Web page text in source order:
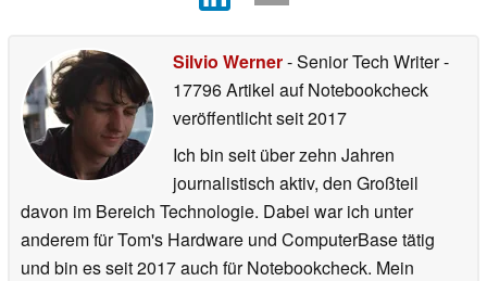
Silvio Werner- Senior Tech Writer-
17796 Artikel auf Notebookcheck
veröffentlichtseit 2017
Ich bin seit über zehn Jahren
journalistisch aktiv, den Großteil
davon im Bereich Technologie. Dabei war ich unter
anderem für Tom's Hardware und ComputerBase tätig
und bin es seit 2017 auch für Notebookcheck. Mein